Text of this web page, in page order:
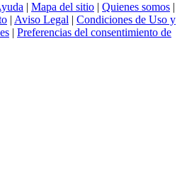
| Mapa del sitio | Quienes somos |
| Aviso Legal | Condiciones de Uso y
| Preferencias del consentimiento de